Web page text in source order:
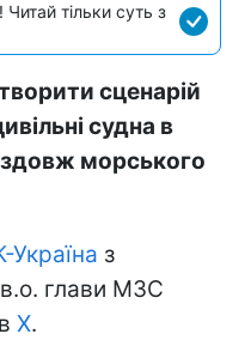
тільки суть з
сценарій
судна в
морського
Україна з
глави МЗС
Х.